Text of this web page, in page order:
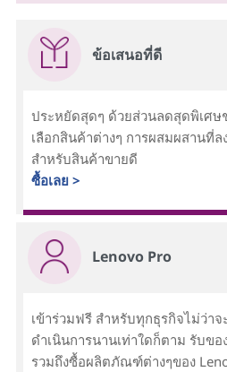
ข้อเสนอที่ดี
ประหยัดสุดๆ ด้วยส่วนลดสุดพิเศษ
เลือกสินค้าต่างๆ การผสมผสานที่
สำหรับสินค้าขายดี
ซื้อเลย >
Lenovo Pro
เข้าร่วมฟรี สำหรับทุกธุรกิจไม่ว่า
ดำเนินการนานเท่าใดก็ตาม รับข
รวมถึงซื้อผลิตภัณฑ์ต่างๆของ